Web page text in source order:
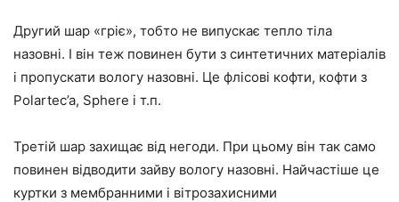
Другий шар «гріє», тобто не випускає тепло тіла
назовні. І він теж повинен бути з синтетичних матеріалів
і пропускати вологу назовні. Це флісові кофти, кофти з
Polartec’a, Sphere і т.п.
Третій шар захищає від негоди. При цьому він так само
повинен відводити зайву вологу назовні. Найчастіше це
куртки з мембранними і вітрозахисними